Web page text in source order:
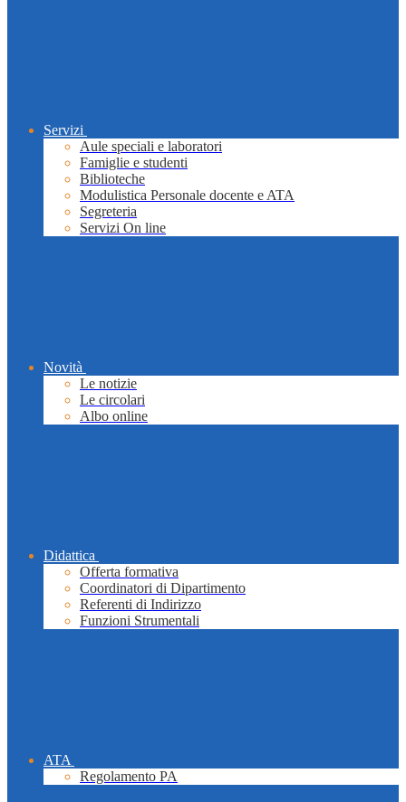
Servizi
Aule speciali e laboratori
Famiglie e studenti
Biblioteche
Modulistica Personale docente e ATA
Segreteria
Servizi On line
Novità
Le notizie
Le circolari
Albo online
Didattica
Offerta formativa
Coordinatori di Dipartimento
Referenti di Indirizzo
Funzioni Strumentali
ATA
Regolamento PA